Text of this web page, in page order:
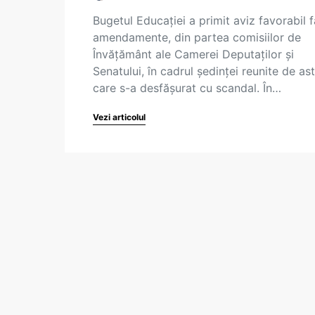
Bugetul Educației a primit aviz favorabil
amendamente, din partea comisiilor de
Învățământ ale Camerei Deputaților și
Senatului, în cadrul ședinței reunite de
care s-a desfășurat cu scandal. În…
Vezi articolul